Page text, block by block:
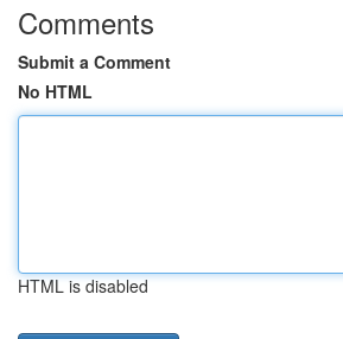
Comments
Submit a Comment
No HTML
HTML is disabled